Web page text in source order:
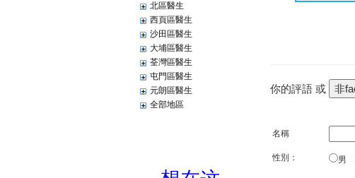
北區醫生
西頁區醫生
沙田區醫生
大埔區醫生
荃灣區醫生
屯門區醫生
元朗區醫生
全部地區
你的評語 或
名稱
性別：
男